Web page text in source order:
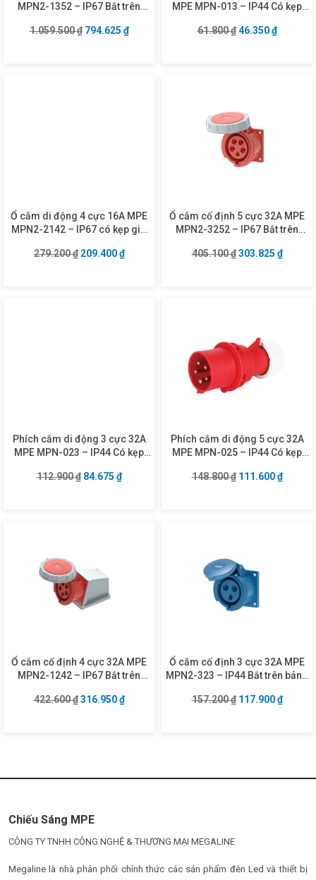
MPN2-1352 – IP67 Bắt trên
1.059.500₫ Giá gốc là: 1.059.500 ₫.
794.625 ₫Giá hiện tại là: 794.625 ₫.
MPE MPN-013 – IP44 Có kẹp
61.800₫ Giá gốc là:
46.350₫Giá hiện
Ổ cắm di động 4 cực 16A MPE
MPN2-2142 – IP67 có kẹp giữ
279.200₫ Giá gốc là: 279.200 ₫.
209.400₫Giá hiện tại là: 209.400 ₫.
Ổ cắm cố định 5 cực 32A MPE
MPN2-3252 – IP67 Bắt trên
405.100₫ Giá gốc là:
303.825 ₫Giá
Phích cắm di động 3 cực 32A
MPE MPN-023 – IP44 Có kẹp
112.900₫ Giá gốc là: 112.900 ₫.
84.675 ₫Giá hiện tại là: 84.675 ₫.
Phích cắm di động 5 cực 32A
MPE MPN-025 – IP44 Có kẹp
148.800₫ Giá gốc là:
111.600₫Giá
Ổ cắm cố định 4 cực 32A MPE
MPN2-1242 – IP67 Bắt trên
422.600₫ Giá gốc là: 422.600 ₫.
316.950₫Giá hiện tại là: 316.950 ₫.
Ổ cắm cố định 3 cực 32A MPE
MPN2-323 – IP44 Bắt trên bảng
157.200₫ Giá gốc là:
117.900₫Giá
Chiếu Sáng MPE
CÔNG TY TNHH CÔNG NGHỆ & THƯƠNG MẠI MEGALINE
Megaline là nhà phân phối chính thức các sản phẩm đèn Led và thiết bị